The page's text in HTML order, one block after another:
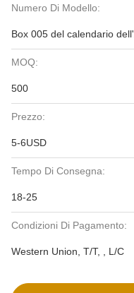
Numero Di Modello:
Box 005 del calendario
MOQ:
500
Prezzo:
5-6USD
Tempo Di Consegna:
18-25
Condizioni Di Pagamento:
Western Union, T/T, , L/C